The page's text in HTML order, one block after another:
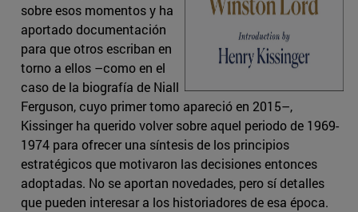
sobre esos momentos y ha
aportado documentación
para que otros escriban en
torno a ellos –como en el
caso de la biografía de Niall
Ferguson, cuyo primer tomo apareció en 2015–,
Kissinger ha querido volver sobre aquel periodo de 1969-
1974 para ofrecer una síntesis de los principios
estratégicos que motivaron las decisiones entonces
adoptadas. No se aportan novedades, pero sí detalles
que pueden interesar a los historiadores de esa época.